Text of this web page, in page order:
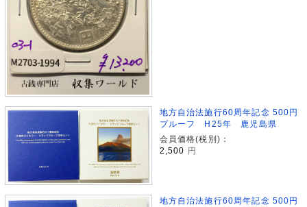
地方自治法施行60周年記念 500円
プルーフ H25年 鹿児島県
会員価格(税別)：
2,500 円
地方自治法施行60周年記念 500円